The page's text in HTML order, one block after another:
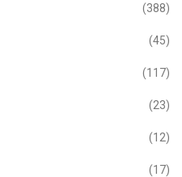
(388)
(45)
(117)
(23)
(12)
(17)